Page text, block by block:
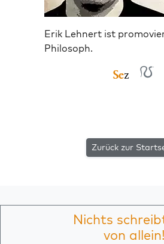
Erik Lehnert ist
Philosoph.
Zurück zur
Nichts
von allein!